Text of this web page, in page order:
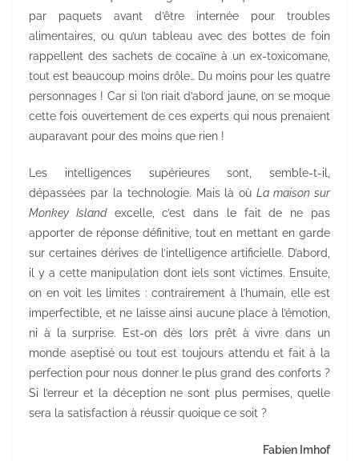
par paquets avant d’être internée pour troubles
alimentaires, ou qu’un tableau avec des bottes de foin
rappellent des sachets de cocaïne à un ex-toxicomane,
tout est beaucoup moins drôle… Du moins pour les quatre
personnages ! Car si l’on riait d’abord jaune, on se moque
cette fois ouvertement de ces experts qui nous prenaient
auparavant pour des moins que rien !
Les intelligences supérieures sont, semble-t-il,
dépassées par la technologie. Mais là oùLa maison sur
Monkey Islandexcelle, c’est dans le fait de ne pas
apporter de réponse définitive, tout en mettant en garde
sur certaines dérives de l’intelligence artificielle. D’abord,
il y a cette manipulation dont iels sont victimes. Ensuite,
on en voit les limites : contrairement à l’humain, elle est
imperfectible, et ne laisse ainsi aucune place à l’émotion,
ni à la surprise. Est-on dès lors prêt à vivre dans un
monde aseptisé ou tout est toujours attendu et fait à la
perfection pour nous donner le plus grand des conforts ?
Si l’erreur et la déception ne sont plus permises, quelle
sera la satisfaction à réussir quoique ce soit ?
Fabien Imhof